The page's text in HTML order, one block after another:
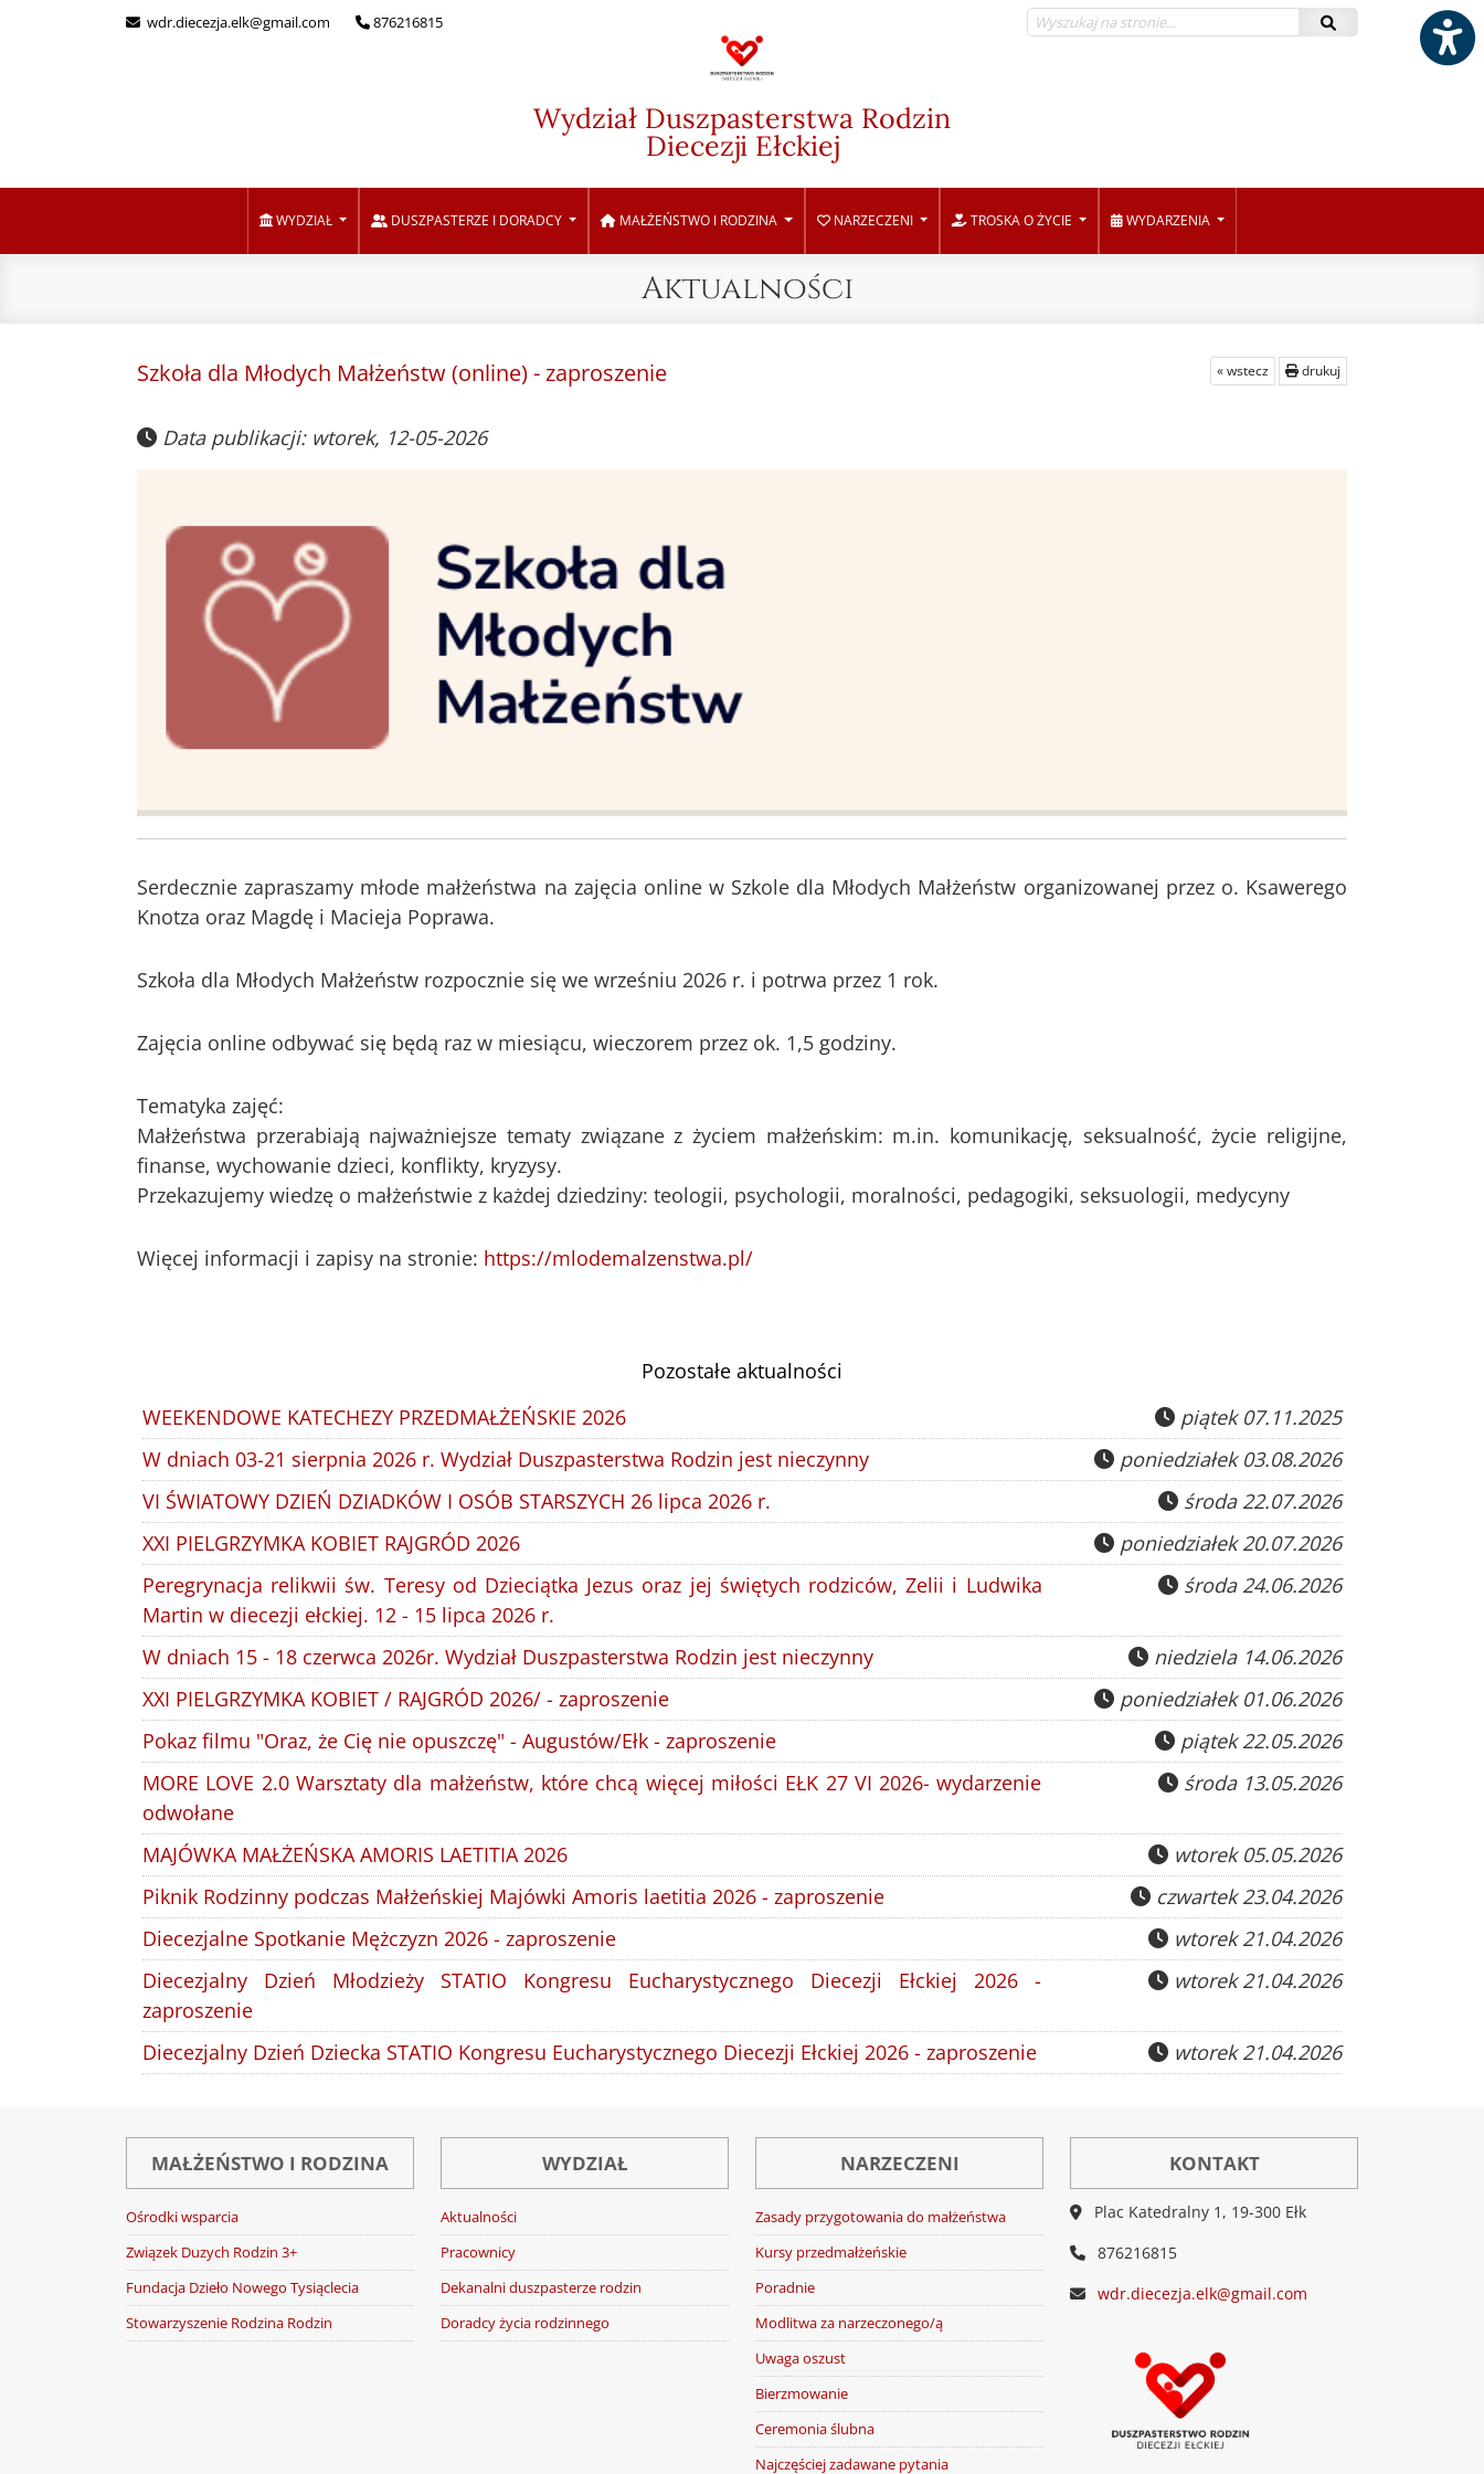
wdr.diecezja.elk@gmail.com 876216815
Wydział Duszpasterstwa Rodzin
Diecezji Ełckiej
WYDZIAŁ DUSZPASTERZE I DORADCY MAŁŻEŃSTWO I RODZINA NARZECZENI TROSKA O ŻYCIE WYDARZENIA
Aktualności
« wstecz drukuj
Szkoła dla Młodych Małżeństw (online) - zaproszenie
Data publikacji: wtorek, 12-05-2026
Serdecznie zapraszamy młode małżeństwa na zajęcia online w Szkole dla Młodych Małżeństw organizowanej przez o. Ksawerego
Knotza oraz Magdę i Macieja Poprawa.
Szkoła dla Młodych Małżeństw rozpocznie się we wrześniu 2026 r. i potrwa przez 1 rok.
Zajęcia online odbywać się będą raz w miesiącu, wieczorem przez ok. 1,5 godziny.
Tematyka zajęć:
Małżeństwa przerabiają najważniejsze tematy związane z życiem małżeńskim: m.in. komunikację, seksualność, życie religijne,
finanse, wychowanie dzieci, konflikty, kryzysy.
Przekazujemy wiedzę o małżeństwie z każdej dziedziny: teologii, psychologii, moralności, pedagogiki, seksuologii, medycyny
Więcej informacji i zapisy na stronie: https://mlodemalzenstwa.pl/
Pozostałe aktualności
WEEKENDOWE KATECHEZY PRZEDMAŁŻEŃSKIE 2026
piątek 07.11.2025
W dniach 03-21 sierpnia 2026 r. Wydział Duszpasterstwa Rodzin jest nieczynny
poniedziałek 03.08.2026
VI ŚWIATOWY DZIEŃ DZIADKÓW I OSÓB STARSZYCH 26 lipca 2026 r.
środa 22.07.2026
XXI PIELGRZYMKA KOBIET RAJGRÓD 2026
poniedziałek 20.07.2026
Peregrynacja relikwii św. Teresy od Dzieciątka Jezus oraz jej świętych rodziców, Zelii i Ludwika
Martin w diecezji ełckiej. 12 - 15 lipca 2026 r.
środa 24.06.2026
W dniach 15 - 18 czerwca 2026r. Wydział Duszpasterstwa Rodzin jest nieczynny
niedziela 14.06.2026
XXI PIELGRZYMKA KOBIET / RAJGRÓD 2026/ - zaproszenie
poniedziałek 01.06.2026
Pokaz filmu "Oraz, że Cię nie opuszczę" - Augustów/Ełk - zaproszenie
piątek 22.05.2026
MORE LOVE 2.0 Warsztaty dla małżeństw, które chcą więcej miłości EŁK 27 VI 2026- wydarzenie
odwołane
środa 13.05.2026
MAJÓWKA MAŁŻEŃSKA AMORIS LAETITIA 2026
wtorek 05.05.2026
Piknik Rodzinny podczas Małżeńskiej Majówki Amoris laetitia 2026 - zaproszenie
czwartek 23.04.2026
Diecezjalne Spotkanie Mężczyzn 2026 - zaproszenie
wtorek 21.04.2026
Diecezjalny Dzień Młodzieży STATIO Kongresu Eucharystycznego Diecezji Ełckiej 2026 -
zaproszenie
wtorek 21.04.2026
Diecezjalny Dzień Dziecka STATIO Kongresu Eucharystycznego Diecezji Ełckiej 2026 - zaproszenie wtorek 21.04.2026
MAŁŻEŃSTWO I RODZINA
Ośrodki wsparcia
Związek Duzych Rodzin 3+
Fundacja Dzieło Nowego Tysiąclecia
Stowarzyszenie Rodzina Rodzin
WYDZIAŁ
Aktualności
Pracownicy
Dekanalni duszpasterze rodzin
Doradcy życia rodzinnego
NARZECZENI
Zasady przygotowania do małżeństwa
Kursy przedmałżeńskie
Poradnie
Modlitwa za narzeczonego/ą
Uwaga oszust
Bierzmowanie
Ceremonia ślubna
Najczęściej zadawane pytania
KONTAKT
Plac Katedralny 1, 19-300 Ełk
876216815
wdr.diecezja.elk@gmail.com